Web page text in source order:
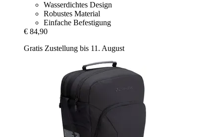
Wasserdichtes Design
Robustes Material
Einfache Befestigung
€ 84,90
Gratis Zustellung bis 11. August